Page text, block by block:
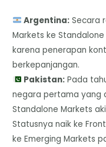
Argentina:Secara
Markets ke
karena penerapan
berkepanjangan.
Pakistan:Pada
negara pertama yang
Standalone Markets
Statusnya naik ke
ke Emerging Markets